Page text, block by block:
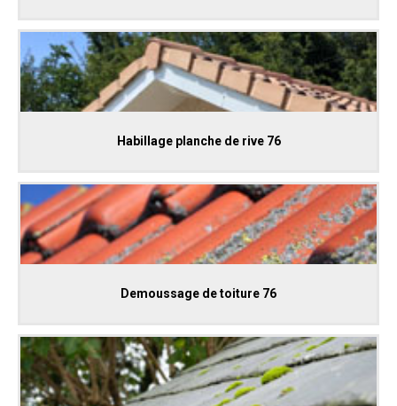
Habillage planche de rive 76
Demoussage de toiture 76